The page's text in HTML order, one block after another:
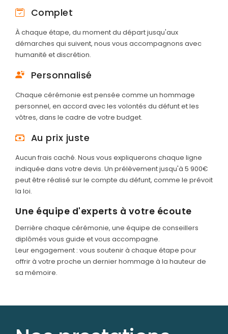
Complet
À chaque étape, du moment du départ jusqu'aux
démarches qui suivent, nous vous accompagnons avec
humanité et discrétion.
Personnalisé
Chaque cérémonie est pensée comme un hommage
personnel, en accord avec les volontés du défunt et les
vôtres, dans le cadre de votre budget.
Au prix juste
Aucun frais caché. Nous vous expliquerons chaque ligne
indiquée dans votre devis. Un prélèvement jusqu'à 5 900€
peut être réalisé sur le compte du défunt, comme le prévoit
la loi.
Une équipe d'experts à votre écoute
Derrière chaque cérémonie, une équipe de conseillers
diplômés vous guide et vous accompagne.
Leur engagement : vous soutenir à chaque étape pour
offrir à votre proche un dernier hommage à la hauteur de
sa mémoire.